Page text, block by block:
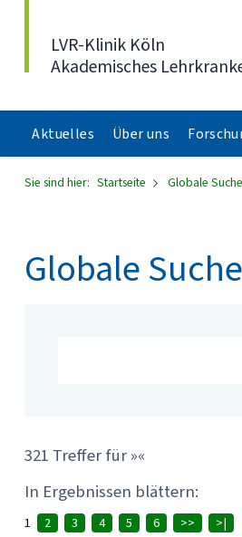
LVR-Klinik Köln
Akademisches
Aktuelles Über uns
Sie sind hier: Startseite Globale Suche
Globale Suche
321 Treffer für »«
In Ergebnissen blättern:
1 2 3 4 5 6 >> >|